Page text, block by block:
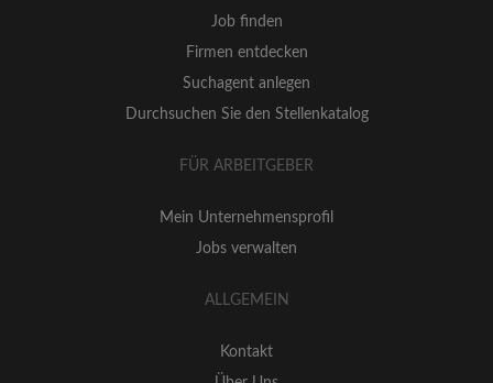
Job finden
Firmen entdecken
Suchagent anlegen
Durchsuchen Sie den Stellenkatalog
FÜR ARBEITGEBER
Mein Unternehmensprofil
Jobs verwalten
ALLGEMEIN
Kontakt